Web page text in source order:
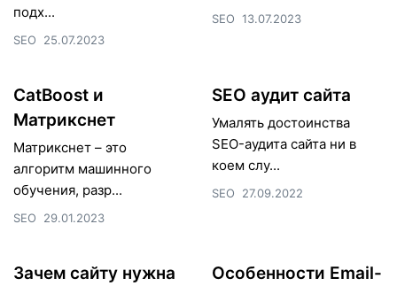
подх...
SEO 25.07.2023
SEO 13.07.2023
CatBoost и
Матрикснет
Матрикснет – это
алгоритм машинного
обучения, разр...
SEO 29.01.2023
SEO аудит сайта
Умалять достоинства
SEO-аудита сайта ни в
коем слу...
SEO 27.09.2022
Зачем сайту нужна
Особенности Email-